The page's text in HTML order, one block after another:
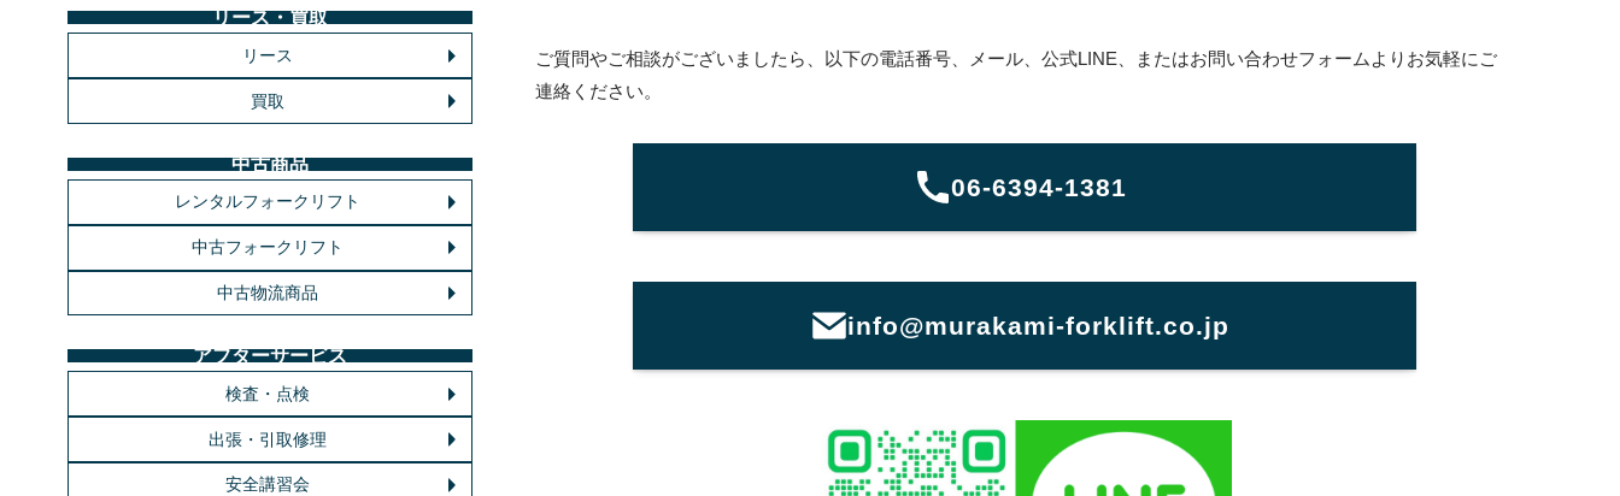
ご質問やご相談がございましたら、以下の電話番号、メール、公式LINE、またはお問い合わせフォームよりお気軽にご
連絡ください。
06-6394-1381
info@murakami-forklift.co.jp
リース・買取
リース
買取
中古商品
レンタルフォークリフト
中古フォークリフト
中古物流商品
アフターサービス
検査・点検
出張・引取修理
安全講習会